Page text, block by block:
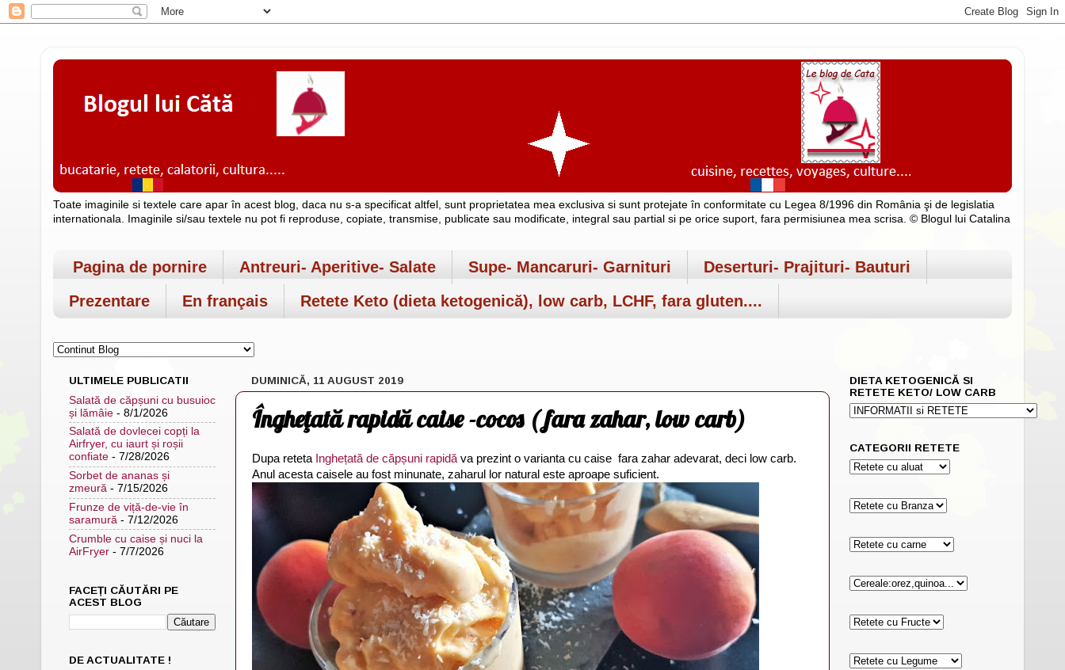
Toate imaginile si textele care apar în acest blog, daca nu s-a specificat altfel, sunt proprietatea mea exclusiva si sunt protejate în conformitate cu Legea 8/1996 din România şi de legislatia
internationala. Imaginile si/sau textele nu pot fi reproduse, copiate, transmise, publicate sau modificate, integral sau partial si pe orice suport, fara permisiunea mea scrisa. © Blogul lui Catalina
Pagina de pornire Antreuri- Aperitive- Salate Supe- Mancaruri- Garnituri
Deserturi- Prajituri- Bauturi
Prezentare
En français Retete Keto (dieta ketogenică), low carb, LCHF, fara gluten....
DUMINICĂ, 11 AUGUST 2019
Îngheţată rapidă caise -cocos ( fara zahar, low carb)
Dupa reteta Inghețată de căpșuni rapidă va prezint o varianta cu caise fara zahar adevarat, deci low carb.
Anul acesta caisele au fost minunate, zaharul lor natural este aproape suficient.
ULTIMELE PUBLICATII
Salată de căpșuni cu busuioc
și lămâie - 8/1/2026
Salată de dovlecei copți la
Airfryer, cu iaurt și roșii
confiate - 7/28/2026
Sorbet de ananas și
zmeură - 7/15/2026
Frunze de viță-de-vie în
saramură - 7/12/2026
Crumble cu caise și nuci la
AirFryer - 7/7/2026
FACEȚI CĂUTĂRI PE
ACEST BLOG
DE ACTUALITATE !
DIETA KETOGENICĂ SI
RETETE KETO/ LOW CARB
CATEGORII RETETE